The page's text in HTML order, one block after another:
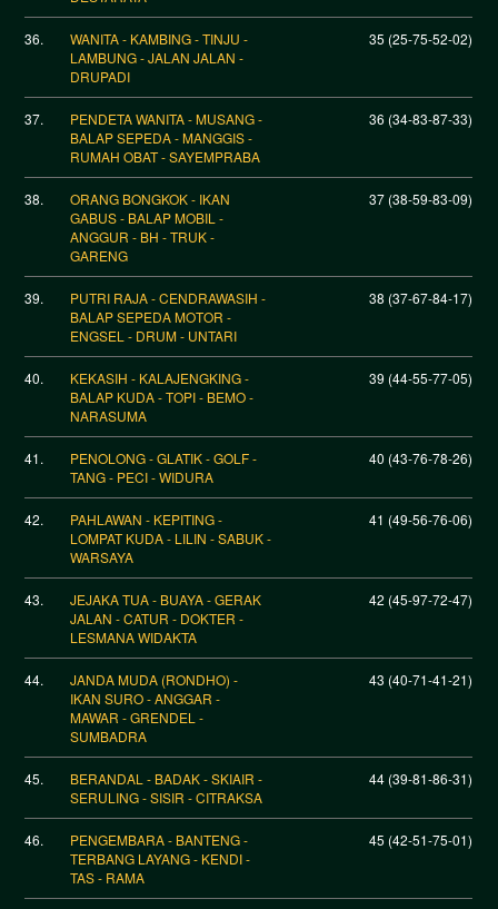
36.
WANITA - KAMBING - TINJU -
LAMBUNG - JALAN JALAN -
DRUPADI
35 (25-75-52-02)
37.
PENDETA WANITA - MUSANG -
BALAP SEPEDA - MANGGIS -
RUMAH OBAT - SAYEMPRABA
36 (34-83-87-33)
38.
ORANG BONGKOK - IKAN
GABUS - BALAP MOBIL -
ANGGUR - BH - TRUK -
GARENG
37 (38-59-83-09)
39.
PUTRI RAJA - CENDRAWASIH -
BALAP SEPEDA MOTOR -
ENGSEL - DRUM - UNTARI
38 (37-67-84-17)
40.
KEKASIH - KALAJENGKING -
BALAP KUDA - TOPI - BEMO -
NARASUMA
39 (44-55-77-05)
41.
PENOLONG - GLATIK - GOLF -
TANG - PECI - WIDURA
40 (43-76-78-26)
42.
PAHLAWAN - KEPITING -
LOMPAT KUDA - LILIN - SABUK -
WARSAYA
41 (49-56-76-06)
43.
JEJAKA TUA - BUAYA - GERAK
JALAN - CATUR - DOKTER -
LESMANA WIDAKTA
42 (45-97-72-47)
44.
JANDA MUDA (RONDHO) -
IKAN SURO - ANGGAR -
MAWAR - GRENDEL -
SUMBADRA
43 (40-71-41-21)
45.
BERANDAL - BADAK - SKIAIR -
SERULING - SISIR - CITRAKSA
44 (39-81-86-31)
46.
PENGEMBARA - BANTENG -
TERBANG LAYANG - KENDI -
TAS - RAMA
45 (42-51-75-01)